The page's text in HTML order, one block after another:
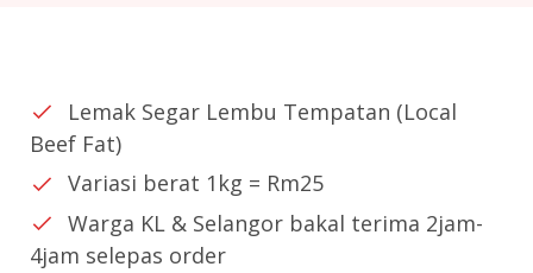
Lemak Segar Lembu Tempatan (Local
Beef Fat)
Variasi berat 1kg = Rm25
Warga KL & Selangor bakal terima 2jam-
4jam selepas order